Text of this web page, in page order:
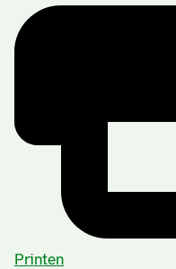
Printen